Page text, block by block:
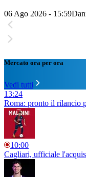
06 Ago 2026 - 15:59
Mercato ora per ora
Vedi tutti
13:24
Roma: pronto il rilancio
10:00
Cagliari, ufficiale